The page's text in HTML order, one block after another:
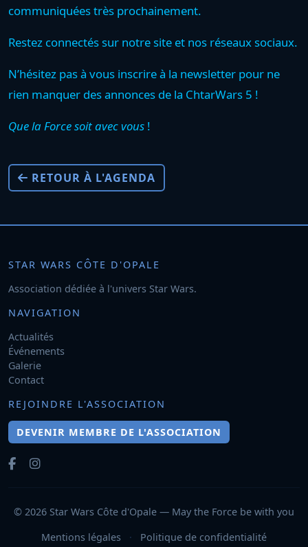
communiquées très prochainement.
Restez connectés sur notre site et nos réseaux sociaux.
N’hésitez pas à vous inscrire à la newsletter pour ne
rien manquer des annonces de la ChtarWars 5 !
Que la Force soit avec vous !
RETOUR À L'AGENDA
STAR WARS CÔTE D'OPALE
Association dédiée à l'univers Star Wars.
NAVIGATION
Actualités
Événements
Galerie
Contact
REJOINDRE L'ASSOCIATION
DEVENIR MEMBRE DE L'ASSOCIATION
© 2026 Star Wars Côte d'Opale — May the Force be with you
Mentions légales
· Politique de confidentialité